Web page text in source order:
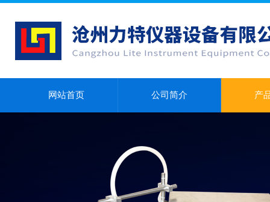
网站首页 公司简介 产